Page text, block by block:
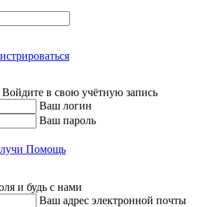
в свою учётную запись
Ваш логин
Ваш пароль
Помощь
и будь с нами
Ваш адрес электронной почты